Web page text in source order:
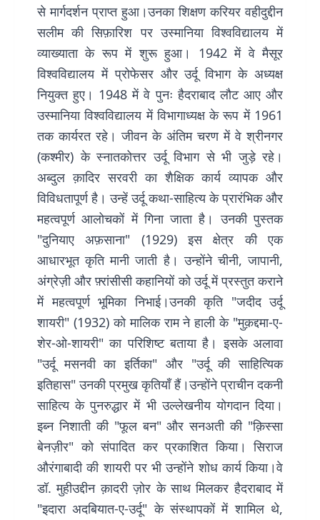
से मार्गदर्शन प्राप्त हुआ।उनका शिक्षण करियर वहीदुद्दीन
सलीम की सिफ़ारिश पर उस्मानिया विश्वविद्यालय में
व्याख्याता के रूप में शुरू हुआ। 1942 में वे मैसूर
विश्वविद्यालय में प्रोफेसर और उर्दू विभाग के अध्यक्ष
नियुक्त हुए। 1948 में वे पुनः हैदराबाद लौट आए और
उस्मानिया विश्वविद्यालय में विभागाध्यक्ष के रूप में 1961
तक कार्यरत रहे। जीवन के अंतिम चरण में वे श्रीनगर
(कश्मीर) के स्नातकोत्तर उर्दू विभाग से भी जुड़े रहे।
अब्दुल क़ादिर सरवरी का शैक्षिक कार्य व्यापक और
विविधतापूर्ण है। उन्हें उर्दू कथा-साहित्य के प्रारंभिक और
महत्वपूर्ण आलोचकों में गिना जाता है। उनकी पुस्तक
"दुनियाए अफ़साना" (1929) इस क्षेत्र की एक
आधारभूत कृति मानी जाती है। उन्होंने चीनी, जापानी,
अंग्रेज़ी और फ़्रांसीसी कहानियों को उर्दू में प्रस्तुत कराने
में महत्वपूर्ण भूमिका निभाई।उनकी कृति "जदीद उर्दू
शायरी" (1932) को मालिक राम ने हाली के "मुक़द्दमा-ए-
शेर-ओ-शायरी" का परिशिष्ट बताया है। इसके अलावा
"उर्दू मसनवी का इर्तिका" और "उर्दू की साहित्यिक
इतिहास" उनकी प्रमुख कृतियाँ हैं।उन्होंने प्राचीन दकनी
साहित्य के पुनरुद्धार में भी उल्लेखनीय योगदान दिया।
इब्न निशाती की "फूल बन" और सनअती की "क़िस्सा
बेनज़ीर" को संपादित कर प्रकाशित किया। सिराज
औरंगाबादी की शायरी पर भी उन्होंने शोध कार्य किया।वे
डॉ. मुहीउद्दीन क़ादरी ज़ोर के साथ मिलकर हैदराबाद में
"इदारा अदबियात-ए-उर्दू" के संस्थापकों में शामिल थे,